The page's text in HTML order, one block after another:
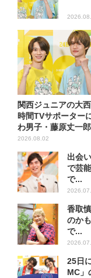
関西ジュニアの大
時間TVサポーター
わ男子・藤原丈一
応...
2026.08.02
出会
で芸
で...
香取
のか
で...
25日
MC」